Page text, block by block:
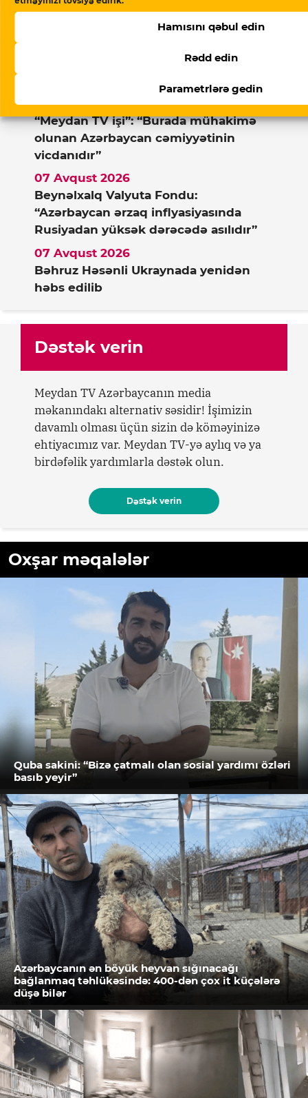
Hamısını qəbul edin
Rədd edin
Parametrlərə gedin
“Meydan TV işi”: “Burada mühakimə
olunan Azərbaycan cəmiyyətinin
vicdanıdır”
07 Avqust 2026
Beynəlxalq Valyuta Fondu:
“Azərbaycan ərzaq inflyasiyasında
Rusiyadan yüksək dərəcədə asılıdır”
07 Avqust 2026
Bəhruz Həsənli Ukraynada yenidən
həbs edilib
07 Avqust 2026
Dəstək verin
Meydan TV Azərbaycanın media
məkanındakı alternativ səsidir! İşimizin
davamlı olması üçün sizin də köməyinizə
ehtiyacımız var. Meydan TV-yə aylıq və ya
birdəfəlik yardımlarla dəstək olun.
Dəstək verin
Oxşar məqalələr
Quba sakini: “Bizə çatmalı olan sosial yardımı özləri
basıb yeyir”
Azərbaycanın ən böyük heyvan sığınacağı
bağlanmaq təhlükəsində: 400-dən çox it küçələrə
düşə bilər